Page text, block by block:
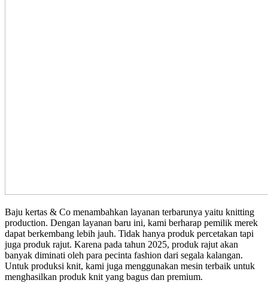
Baju kertas & Co menambahkan layanan terbarunya yaitu knitting
production. Dengan layanan baru ini, kami berharap pemilik merek
dapat berkembang lebih jauh. Tidak hanya produk percetakan tapi
juga produk rajut. Karena pada tahun 2025, produk rajut akan
banyak diminati oleh para pecinta fashion dari segala kalangan.
Untuk produksi knit, kami juga menggunakan mesin terbaik untuk
menghasilkan produk knit yang bagus dan premium.